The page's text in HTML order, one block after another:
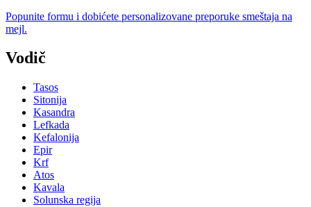
Popunite formu i dobićete personalizovane preporuke smeštaja na
mejl.
Vodič
Tasos
Sitonija
Kasandra
Lefkada
Kefalonija
Epir
Krf
Atos
Kavala
Solunska regija